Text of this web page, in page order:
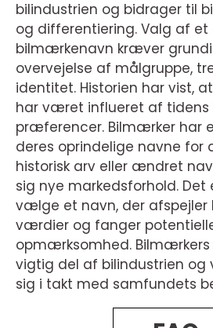
bilindustrien og bidrager til
og differentiering. Valg af
bilmærkenavn kræver
overvejelse af målgruppe,
identitet. Historien har vist,
har været influeret af tidens
præferencer. Bilmærker har
deres oprindelige navne for
historisk arv eller ændret
sig nye markedsforhold.
vælge et navn, der
værdier og fanger
opmærksomhed. Bilmærkers
vigtig del af bilindustrien og
sig i takt med samfundets